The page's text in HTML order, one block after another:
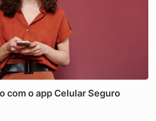
com o app Celular Seguro